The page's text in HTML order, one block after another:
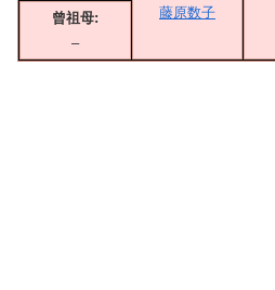
藤原数子
曾祖母:
–